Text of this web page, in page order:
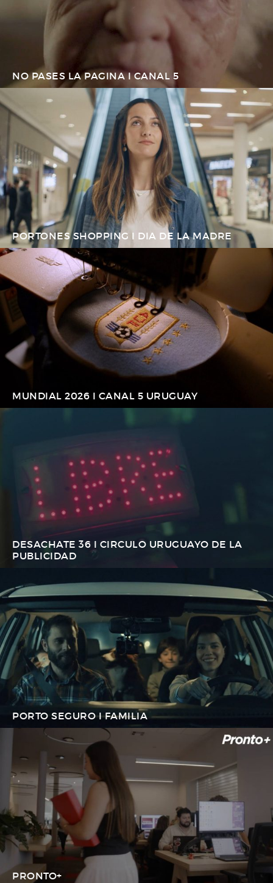
NO PASES LA PAGINA I CANAL 5
PORTONES SHOPPING I DIA DE LA MADRE
MUNDIAL 2026 I CANAL 5 URUGUAY
DESACHATE 36 I CIRCULO URUGUAYO DE LA
PUBLICIDAD
PORTO SEGURO I FAMILIA
PRONTO+